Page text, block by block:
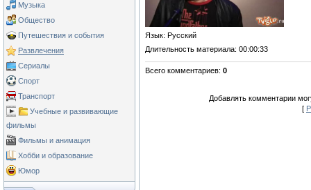
Музыка
Общество
Путешествия и события
Развлечения
Сериалы
Спорт
Транспорт
Учебные и развивающие
фильмы
Фильмы и анимация
Хобби и образование
Юмор
Язык: Русский
Длительность материала: 00:00:33
Всего комментариев: 0
Добавлять комментарии
[